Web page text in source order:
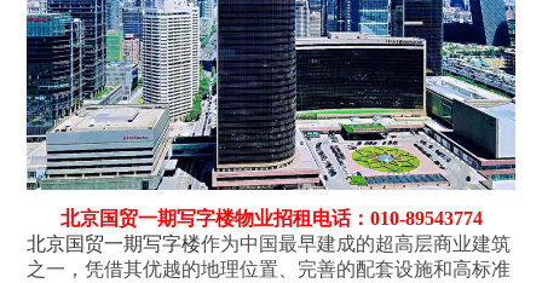
北京国贸一期写字楼物业招租电话：010-89543774
北京国贸一期写字楼作为中国最早建成的超高层商业建筑
之一，凭借其优越的地理位置、完善的配套设施和高标准